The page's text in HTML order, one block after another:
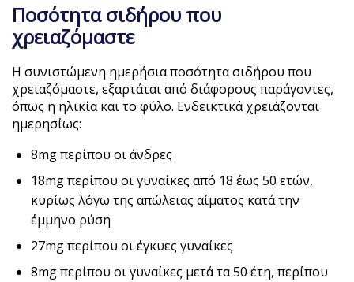
Ποσότητα σιδήρου που
χρειαζόμαστε
Η συνιστώμενη ημερήσια ποσότητα σιδήρου που
χρειαζόμαστε, εξαρτάται από διάφορους παράγοντες,
όπως η ηλικία και το φύλο. Ενδεικτικά χρειάζονται
ημερησίως:
8mg περίπου οι άνδρες
18mg περίπου οι γυναίκες από 18 έως 50 ετών,
κυρίως λόγω της απώλειας αίματος κατά την
έμμηνο ρύση
27mg περίπου οι έγκυες γυναίκες
8mg περίπου οι γυναίκες μετά τα 50 έτη, περίπου